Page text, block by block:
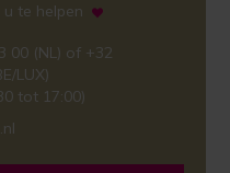
te helpen
00 (NL) of +32
LUX)
tot 17:00)